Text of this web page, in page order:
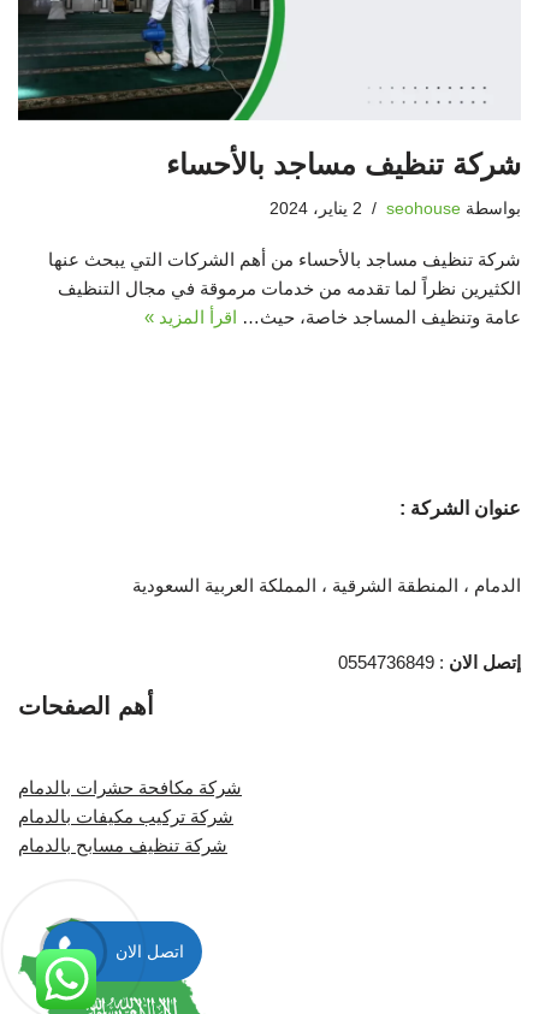
شركة تنظيف مساجد بالأحساء
بواسطة seohouse 2 يناير، 2024
شركة تنظيف مساجد بالأحساء من أهم الشركات التي يبحث عنها
الكثيرين نظراً لما تقدمه من خدمات مرموقة في مجال التنظيف
عامة وتنظيف المساجد خاصة، حيث… اقرأ المزيد »
عنوان الشركة :
الدمام ، المنطقة الشرقية ، المملكة العربية السعودية
إتصل الان : 0554736849
أهم الصفحات
شركة مكافحة حشرات بالدمام
شركة تركيب مكيفات بالدمام
شركة تنظيف مسابح بالدمام
اتصل الان